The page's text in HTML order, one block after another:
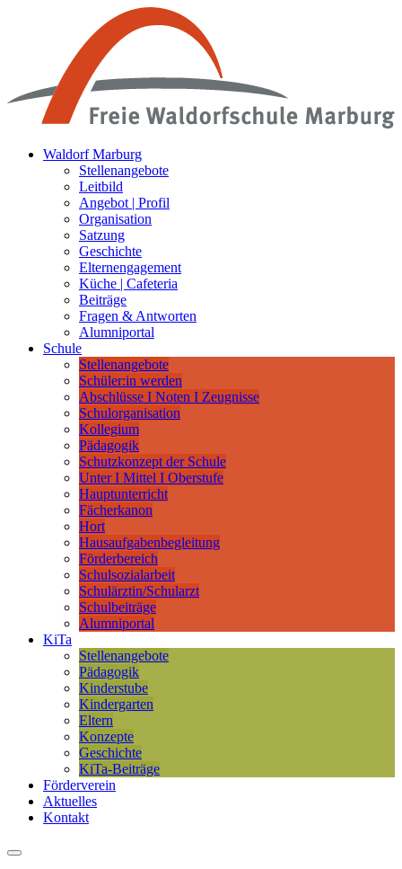
Waldorf Marburg
Stellenangebote
Leitbild
Angebot | Profil
Organisation
Satzung
Geschichte
Elternengagement
Küche | Cafeteria
Beiträge
Fragen & Antworten
Alumniportal
Schule
Stellenangebote
Schüler:in werden
Abschlüsse I Noten I Zeugnisse
Schulorganisation
Kollegium
Pädagogik
Schutzkonzept der Schule
Unter I Mittel I Oberstufe
Hauptunterricht
Fächerkanon
Hort
Hausaufgabenbegleitung
Förderbereich
Schulsozialarbeit
Schulärztin/Schularzt
Schulbeiträge
Alumniportal
KiTa
Stellenangebote
Pädagogik
Kinderstube
Kindergarten
Eltern
Konzepte
Geschichte
KiTa-Beiträge
Förderverein
Aktuelles
Kontakt